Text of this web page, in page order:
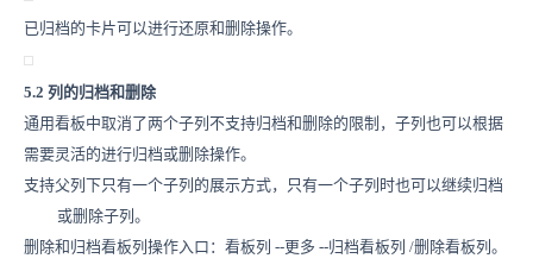
已归档的卡片可以进行还原和删除操作。
5.2 列的归档和删除
通用看板中取消了两个子列不支持归档和删除的限制，子列也可以根据
需要灵活的进行归档或删除操作。
支持父列下只有一个子列的展示方式，
只有一个子列时也可以继续归档
或删除子列。
删除和归档看板列操作入口：看板列 --更多 --归档看板列 /删除看板列。